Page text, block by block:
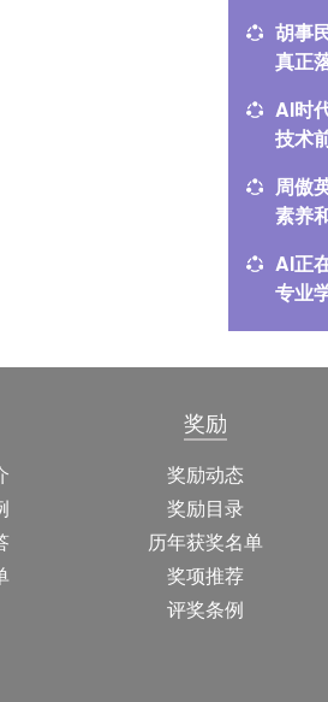
胡事
真正
AI时
技术
周傲
素养
AI正
专业
奖励
奖励动态
奖励目录
历年获奖名单
奖项推荐
评奖条例